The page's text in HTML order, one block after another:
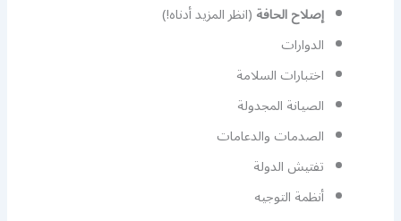
إصلاح الحافة(انظر المزيد أدناه!)
الدوارات
اختبارات السلامة
الصيانة المجدولة
الصدمات والدعامات
تفتيش الدولة
أنظمة التوجيه